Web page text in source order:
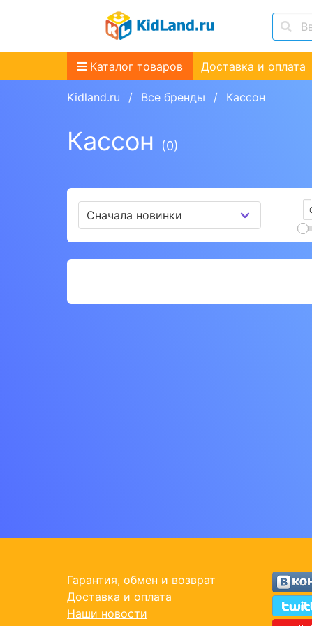
Каталог товаров Доставка и оплата
Kidland.ru Все бренды Кассон
Кассон (0)
Гарантия, обмен и возврат
Доставка и оплата
Наши новости